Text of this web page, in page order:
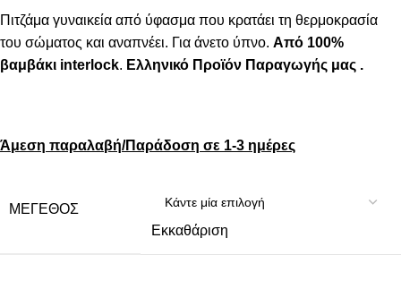
Πιτζάμα γυναικεία από ύφασμα που κρατάει τη θερμοκρασία
του σώματος και αναπνέει. Για άνετο ύπνο. Από 100%
βαμβάκι interlock. Ελληνικό Προϊόν Παραγωγής μας .
Άμεση παραλαβή/Παράδοση σε 1-3 ημέρες
ΜΈΓΕΘΟΣ
Εκκαθάριση